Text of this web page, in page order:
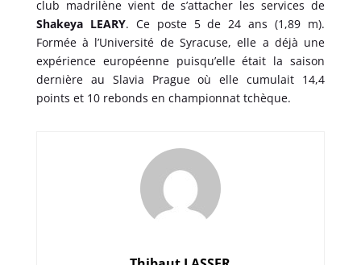
club madrilène vient de s’attacher les services de
Shakeya LEARY. Ce poste 5 de 24 ans (1,89 m).
Formée à l’Université de Syracuse, elle a déjà une
expérience européenne puisqu’elle était la saison
dernière au Slavia Prague où elle cumulait 14,4
points et 10 rebonds en championnat tchèque.